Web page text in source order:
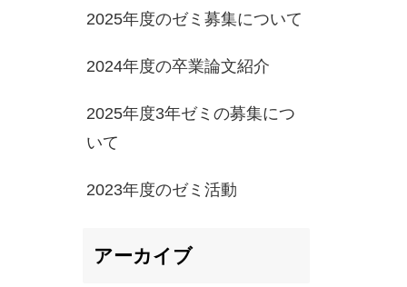
2025年度のゼミ募集について
2024年度の卒業論文紹介
2025年度3年ゼミの募集につ
いて
2023年度のゼミ活動
アーカイブ